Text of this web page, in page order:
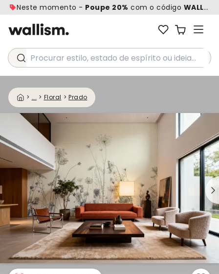
Neste momento - Poupe 20% com o código WALL20
Procurar estilo, estado de espírito ou ideia...
> ... > Floral > Prado